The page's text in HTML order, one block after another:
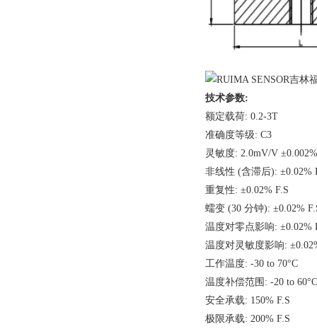
技术参数:
额定载荷: 0.2-3T
准确度等级: C3
灵敏度: 2.0mV/V ±0.002%
非线性 (含滞后): ±0.02%
重复性: ±0.02% F.S
蠕变 (30 分钟): ±0.02%
温度对零点影响: ±0.02%
温度对灵敏度影响:
工作温度: -30 to 70°C
温度补偿范围: -20 to 60°C
安全承载: 150% F.S
极限承载: 200% F.S